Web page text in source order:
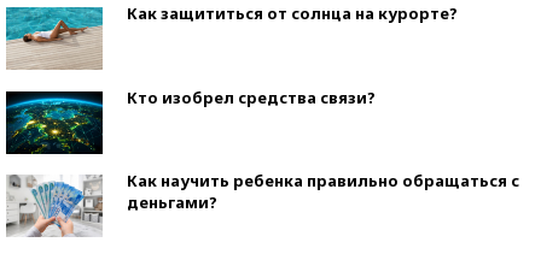
Как защититься от солнца на курорте?
Кто изобрел средства связи?
Как научить ребенка правильно обращаться с
деньгами?